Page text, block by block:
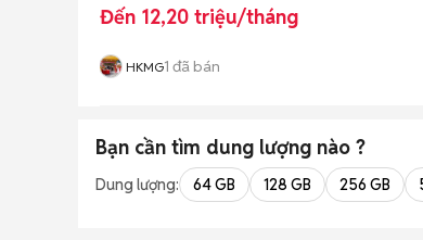
Đến 12,20 triệu/tháng
HKMG1 đã bán
Bạn cần tìm dung lượng nào ?
Dung lượng: 64 GB 128 GB 256 GB